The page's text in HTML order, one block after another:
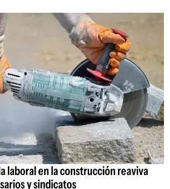
laboral en la construcción reaviva
y sindicatos